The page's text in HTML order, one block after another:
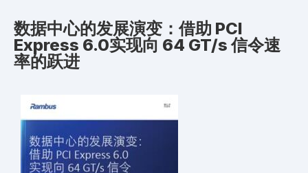
数据中心的发展演变：借助 PCI
Express 6.0实现向 64 GT/s 信令速
率的跃进